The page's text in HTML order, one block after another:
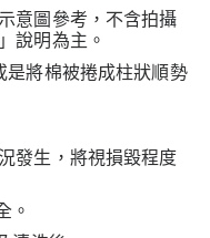
意圖參考，不含拍攝
說明為主。
將棉被捲成柱狀順勢
發生，將視損毀程度
。